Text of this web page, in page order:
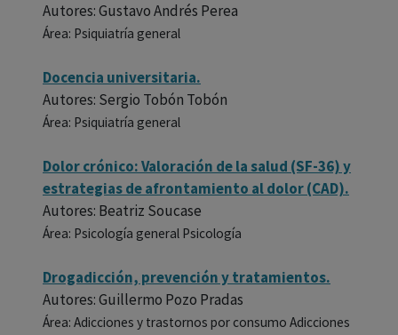
Autores: Gustavo Andrés Perea
Área: Psiquiatría general
Docencia universitaria.
Autores: Sergio Tobón Tobón
Área: Psiquiatría general
Dolor crónico: Valoración de la salud (SF-36) y
estrategias de afrontamiento al dolor (CAD).
Autores: Beatriz Soucase
Área: Psicología general Psicología
Drogadicción, prevención y tratamientos.
Autores: Guillermo Pozo Pradas
Área: Adicciones y trastornos por consumo Adicciones